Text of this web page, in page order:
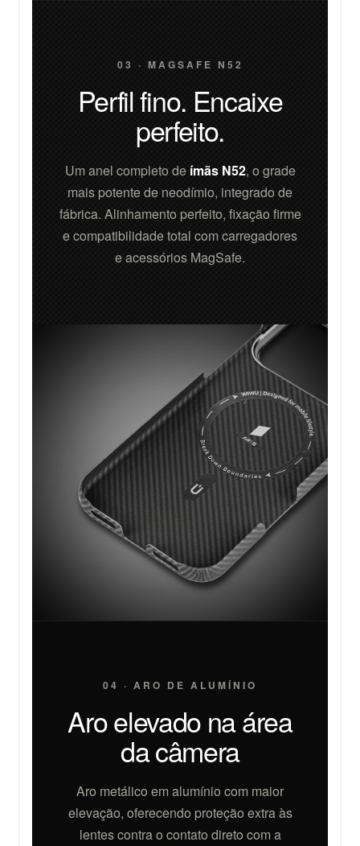
03 · MAGSAFE N52
Perfil fino. Encaixe
perfeito.
Um anel completo de ímãs N52, o grade
mais potente de neodímio, integrado de
fábrica. Alinhamento perfeito, fixação firme
e compatibilidade total com carregadores
e acessórios MagSafe.
04 · ARO DE ALUMÍNIO
Aro elevado na área
da câmera
Aro metálico em alumínio com maior
elevação, oferecendo proteção extra às
lentes contra o contato direto com a